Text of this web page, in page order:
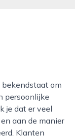
persoonlijke
je dat er veel
aan de manier
Klanten